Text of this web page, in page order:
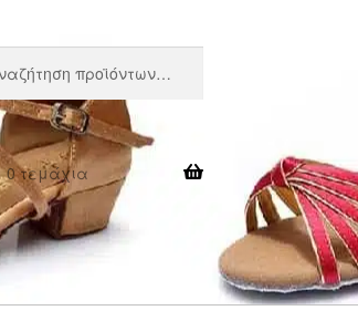
0 τεμάχια